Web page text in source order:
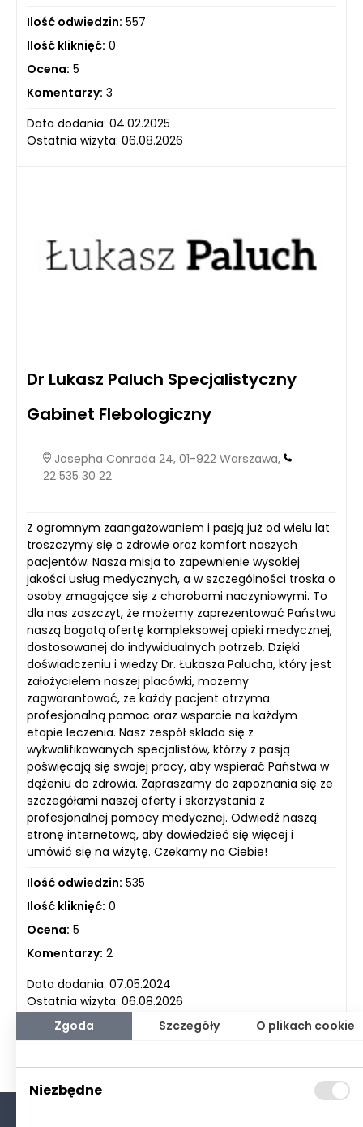
Ilość odwiedzin: 557
Ilość kliknięć: 0
Ocena: 5
Komentarzy: 3
Data dodania: 04.02.2025
Ostatnia wizyta: 06.08.2026
Dr Lukasz Paluch Specjalistyczny
Gabinet Flebologiczny
Josepha Conrada 24, 01-922 Warszawa,
22 535 30 22
Z ogromnym zaangażowaniem i pasją już od wielu lat
troszczymy się o zdrowie oraz komfort naszych
pacjentów. Nasza misja to zapewnienie wysokiej
jakości usług medycznych, a w szczególności troska o
osoby zmagające się z chorobami naczyniowymi. To
dla nas zaszczyt, że możemy zaprezentować Państwu
naszą bogatą ofertę kompleksowej opieki medycznej,
dostosowanej do indywidualnych potrzeb. Dzięki
doświadczeniu i wiedzy Dr. Łukasza Palucha, który jest
założycielem naszej placówki, możemy
zagwarantować, że każdy pacjent otrzyma
profesjonalną pomoc oraz wsparcie na każdym
etapie leczenia. Nasz zespół składa się z
wykwalifikowanych specjalistów, którzy z pasją
poświęcają się swojej pracy, aby wspierać Państwa w
dążeniu do zdrowia. Zapraszamy do zapoznania się ze
szczegółami naszej oferty i skorzystania z
profesjonalnej pomocy medycznej. Odwiedź naszą
stronę internetową, aby dowiedzieć się więcej i
umówić się na wizytę. Czekamy na Ciebie!
Ilość odwiedzin: 535
Ilość kliknięć: 0
Ocena: 5
Komentarzy: 2
Data dodania: 07.05.2024
Ostatnia wizyta: 06.08.2026
Zgoda
Szczegóły O plikach cookie
Niezbędne